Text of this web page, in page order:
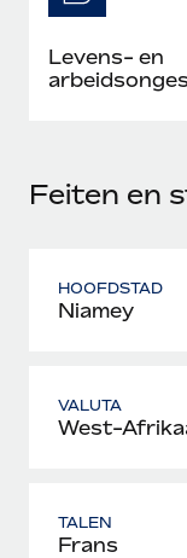
Levens- en
Feiten en
HOOFDSTAD
Niamey
VALUTA
West-
TALEN
Frans